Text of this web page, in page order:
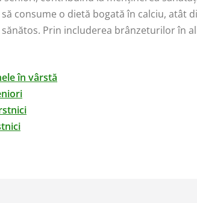
consume o dietă bogată în calciu, atât
Prin includerea brânzeturilor în
în vârstă